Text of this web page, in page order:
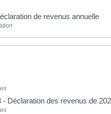
de revenus annuelle
- Déclaration des revenus de